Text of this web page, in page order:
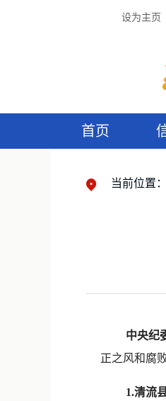
设为主页
首页
当前位置：
中央纪
正之风和腐
1.清流县田